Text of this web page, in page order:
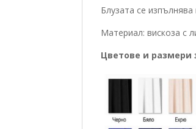
Блузата се
Материал: вискоза с
Цветове и размери